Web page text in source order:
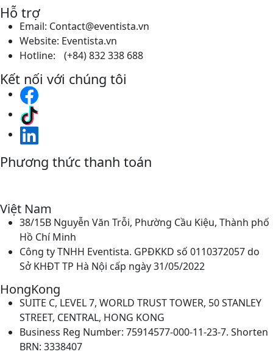
Hỗ trợ
Email: Contact@eventista.vn
Website: Eventista.vn
Hotline: (+84) 832 338 688
Kết nối với chúng tôi
Phương thức thanh toán
Việt Nam
38/15B Nguyễn Văn Trỗi, Phường Cầu Kiệu, Thành phố
Hồ Chí Minh
Công ty TNHH Eventista. GPĐKKD số 0110372057 do
Sở KHĐT TP Hà Nội cấp ngày 31/05/2022
HongKong
SUITE C, LEVEL 7, WORLD TRUST TOWER, 50 STANLEY
STREET, CENTRAL, HONG KONG
Business Reg Number: 75914577-000-11-23-7. Shorten
BRN: 3338407